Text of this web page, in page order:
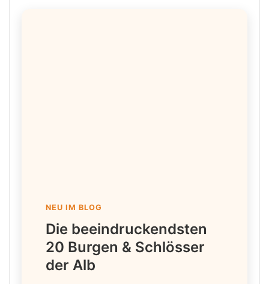
NEU IM BLOG
Die beeindruckendsten
20 Burgen & Schlösser
der Alb